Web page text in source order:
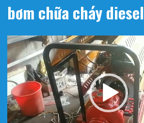
bơm chữa cháy diesel
Trình
chơi
Video